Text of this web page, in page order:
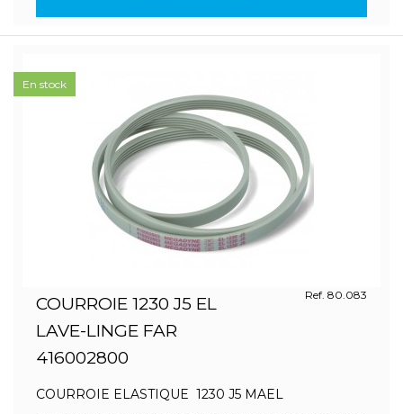
COURROIE 1230 J5 EL
LAVE-LINGE FAR
416002800
Ref. 80.083
COURROIE ELASTIQUE 1230 J5 MAEL
En stock